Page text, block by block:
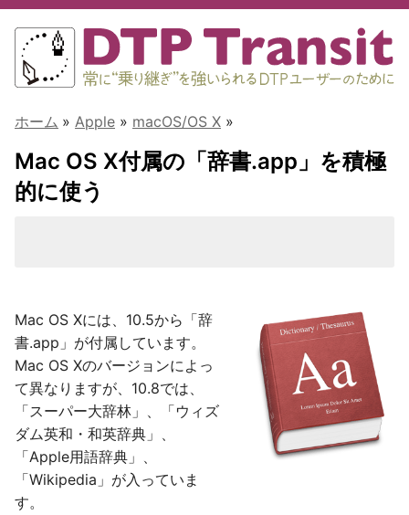
ホーム » Apple » macOS/OS X »
Mac OS X付属の「辞書.app」を積極
的に使う
Mac OS Xには、10.5から「辞
書.app」が付属しています。
Mac OS Xのバージョンによっ
て異なりますが、10.8では、
「スーパー大辞林」、「ウィズ
ダム英和・和英辞典」、
「Apple用語辞典」、
「Wikipedia」が入っていま
す。